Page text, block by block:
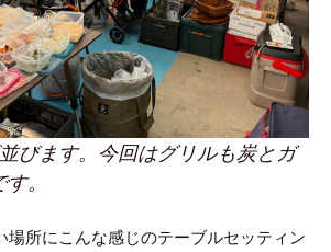
びます。今回はグリルも炭とガ
。
場所にこんな感じのテーブルセッティン